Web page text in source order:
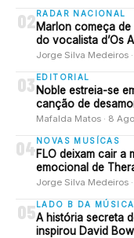
02 RADAR NACIONAL
Marlon começa
do vocalista d’Os
Jorge Silva Medeiros
03 EDITORIAL
Noble estreia-se
canção de
Mafalda Matos · 8 Ago
04NOVAS MUSÍCAS
FLO deixam cair a
emocional de
Jorge Silva Medeiros
05 LADO B DA MÚSICA
A história secreta
inspirou David